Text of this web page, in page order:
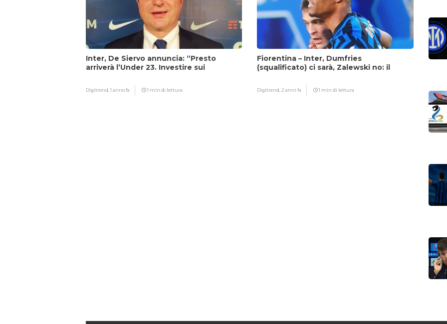
Inter, De Siervo annuncia: “Presto
arriverà l’Under 23. Investire sui
Digitrend,1 anno fa 1 min di lettura
Fiorentina – Inter, Dumfries
(squalificato) ci sarà, Zalewski no: il
Digitrend,2 anni fa 1 min di lettura